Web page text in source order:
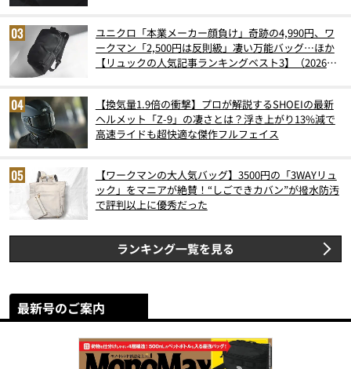
ユニクロ「本業メーカー顔負け」奇跡の4,990円、ワ
ークマン「2,500円は反則級」凄い万能バッグ…ほか
【リュックの人気記事ランキングベスト3】（2026年
【換気量1.9倍の衝撃】プロが解説するSHOEIの最新
ヘルメット「Z-9」の凄さとは？浮き上がり13%減で
高速ライドも超快適な傑作フルフェイス
【ワークマンの大人気バッグ】3500円の「3WAYリュ
ック」をマニアが絶賛！“しごできカバン”が撥水防汚
で評判以上に優秀だった
ランキング一覧を見る
最新号のご案内